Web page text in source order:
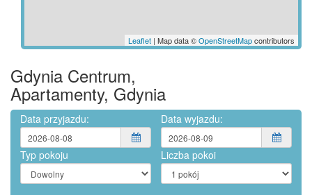
Leaflet | Map data ©OpenStreetMapcontributors
Gdynia Centrum,
Apartamenty, Gdynia
Data przyjazdu: Data wyjazdu:
Typ pokoju Liczba pokoi